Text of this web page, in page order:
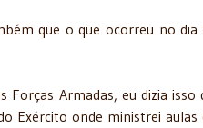
que o que ocorreu no
Forças Armadas, eu dizia
Exército onde ministrei